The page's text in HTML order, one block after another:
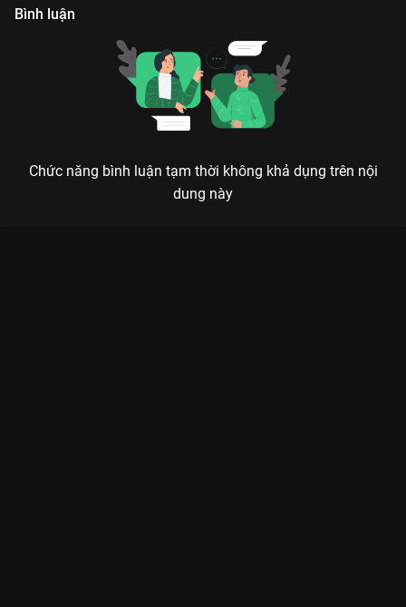
Bình luận
Chức năng bình luận tạm thời không khả dụng trên nội
dung này